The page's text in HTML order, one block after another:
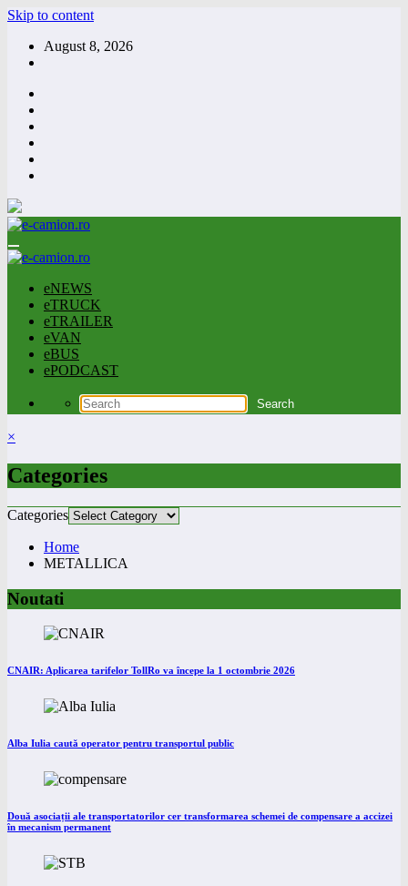
Skip to content
August 8, 2026
eNEWS
eTRUCK
eTRAILER
eVAN
eBUS
ePODCAST
×
Categories
Categories
Home
METALLICA
Noutati
CNAIR: Aplicarea tarifelor TollRo va începe la 1 octombrie 2026
Alba Iulia caută operator pentru transportul public
Două asociații ale transportatorilor cer transformarea schemei de compensare a accizei
în mecanism permanent